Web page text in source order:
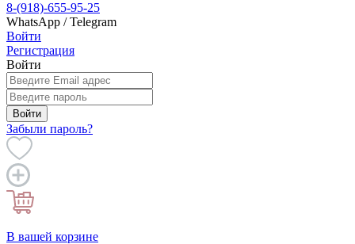
8-(918)-655-95-25
WhatsApp / Telegram
Войти
Регистрация
Войти
Войти
Забыли пароль?
В вашей корзине